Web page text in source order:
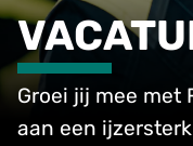
Groei jij mee met
aan een